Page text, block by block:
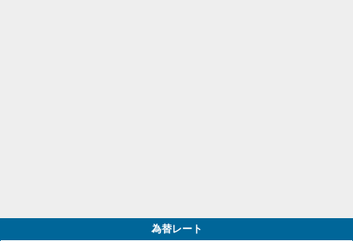
為替レート